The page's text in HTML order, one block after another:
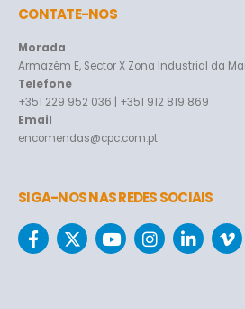
CONTATE-NOS
Morada
Armazém E, Sector X Zona Industrial da
Telefone
+351 229 952 036 | +351 912 819 869
Email
encomendas@cpc.com.pt
SIGA-NOS NAS REDES SOCIAIS